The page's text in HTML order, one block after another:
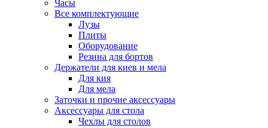
Часы
Все комплектующие
Лузы
Плиты
Оборудование
Резина для бортов
Держатели для киев и мела
Для кия
Для мела
Заточки и прочие аксессуары
Аксессуары для стола
Чехлы для столов